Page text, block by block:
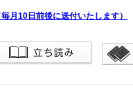
月10日前後に送付いたします）